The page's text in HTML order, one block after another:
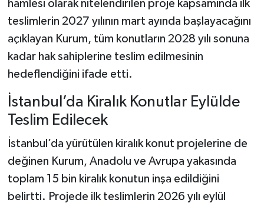
hamlesi olarak nitelendirilen proje kapsamında ilk
teslimlerin 2027 yılının mart ayında başlayacağını
açıklayan Kurum, tüm konutların 2028 yılı sonuna
kadar hak sahiplerine teslim edilmesinin
hedeflendiğini ifade etti.
İstanbul’da Kiralık Konutlar Eylülde
Teslim Edilecek
İstanbul’da yürütülen kiralık konut projelerine de
değinen Kurum, Anadolu ve Avrupa yakasında
toplam 15 bin kiralık konutun inşa edildiğini
belirtti. Projede ilk teslimlerin 2026 yılı eylül